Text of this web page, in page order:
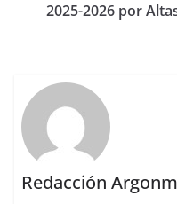
2025-2026 por
Redacción